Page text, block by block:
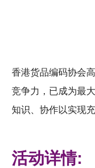
科技分享
会籍
香港货品编码协会
竞争力，已成为最
知识、协作以实现
活动详情: